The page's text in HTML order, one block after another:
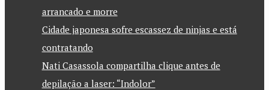
arrancado e morre
Cidade japonesa sofre escassez de ninjas e está
contratando
Nati Casassola compartilha clique antes de
depilação a laser: “Indolor”